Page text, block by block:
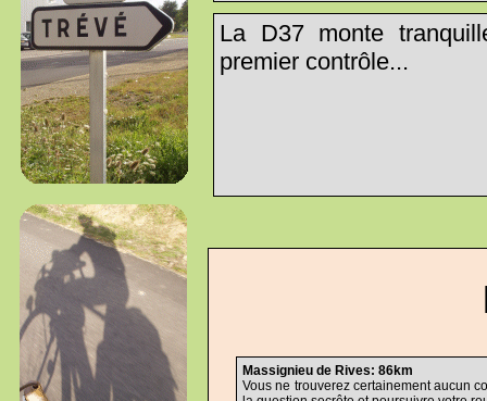
La D37 monte
premier contrôle...
Massignieu de Rives: 86km
Vous ne trouverez certainement aucun